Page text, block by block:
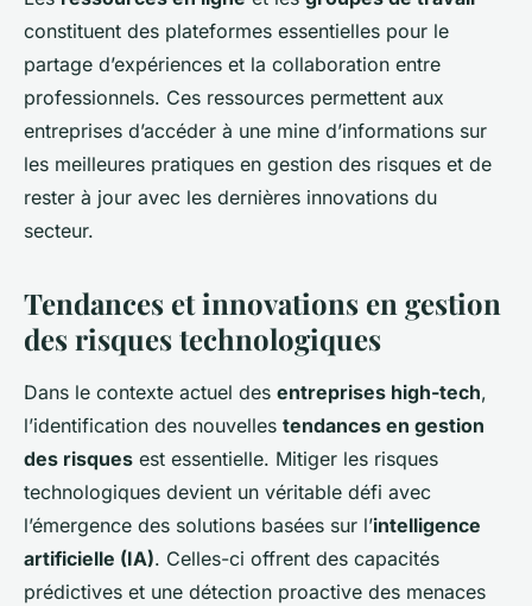
constituent des plateformes essentielles pour le
partage d’expériences et la collaboration entre
professionnels. Ces ressources permettent aux
entreprises d’accéder à une mine d’informations sur
les meilleures pratiques en gestion des risques et de
rester à jour avec les dernières innovations du
secteur.
Tendances et innovations en gestion
des risques technologiques
Dans le contexte actuel des entreprises high-tech,
l’identification des nouvelles tendances en gestion
des risques est essentielle. Mitiger les risques
technologiques devient un véritable défi avec
l’émergence des solutions basées sur l’intelligence
artificielle (IA). Celles-ci offrent des capacités
prédictives et une détection proactive des menaces